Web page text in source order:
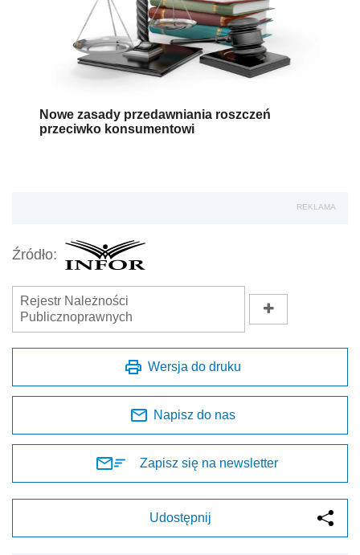
Nowe zasady przedawniania roszczeń
przeciwko konsumentowi
REKLAMA
Źródło:
Rejestr Należności
Publicznoprawnych
Wersja do druku
Napisz do nas
Zapisz się na newsletter
Udostępnij